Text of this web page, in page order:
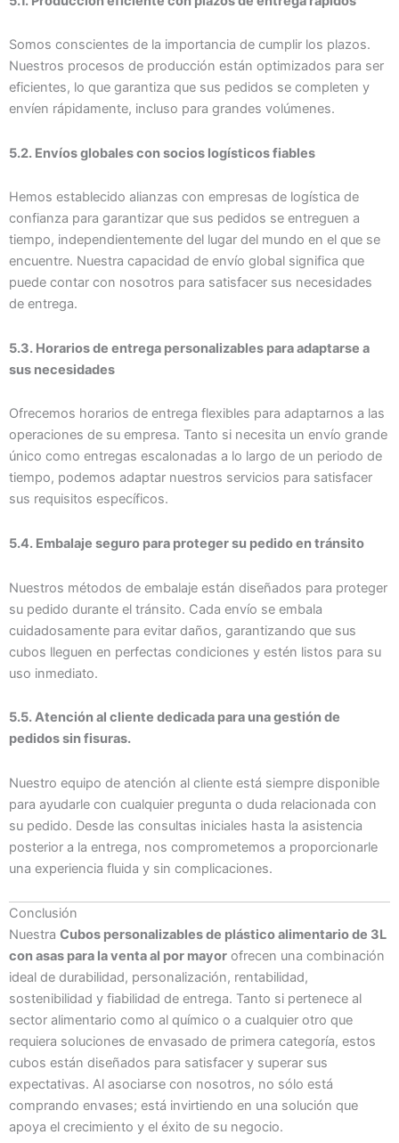
Somos conscientes de la importancia de cumplir los plazos.
Nuestros procesos de producción están optimizados para ser
eficientes, lo que garantiza que sus pedidos se completen y
envíen rápidamente, incluso para grandes volúmenes.
5.2. Envíos globales con socios logísticos fiables
Hemos establecido alianzas con empresas de logística de
confianza para garantizar que sus pedidos se entreguen a
tiempo, independientemente del lugar del mundo en el que se
encuentre. Nuestra capacidad de envío global significa que
puede contar con nosotros para satisfacer sus necesidades
de entrega.
5.3. Horarios de entrega personalizables para adaptarse a
sus necesidades
Ofrecemos horarios de entrega flexibles para adaptarnos a las
operaciones de su empresa. Tanto si necesita un envío grande
único como entregas escalonadas a lo largo de un periodo de
tiempo, podemos adaptar nuestros servicios para satisfacer
sus requisitos específicos.
5.4. Embalaje seguro para proteger su pedido en tránsito
Nuestros métodos de embalaje están diseñados para proteger
su pedido durante el tránsito. Cada envío se embala
cuidadosamente para evitar daños, garantizando que sus
cubos lleguen en perfectas condiciones y estén listos para su
uso inmediato.
5.5. Atención al cliente dedicada para una gestión de
pedidos sin fisuras.
Nuestro equipo de atención al cliente está siempre disponible
para ayudarle con cualquier pregunta o duda relacionada con
su pedido. Desde las consultas iniciales hasta la asistencia
posterior a la entrega, nos comprometemos a proporcionarle
una experiencia fluida y sin complicaciones.
Conclusión
Nuestra Cubos personalizables de plástico alimentario de 3L
con asas para la venta al por mayor ofrecen una combinación
ideal de durabilidad, personalización, rentabilidad,
sostenibilidad y fiabilidad de entrega. Tanto si pertenece al
sector alimentario como al químico o a cualquier otro que
requiera soluciones de envasado de primera categoría, estos
cubos están diseñados para satisfacer y superar sus
expectativas. Al asociarse con nosotros, no sólo está
comprando envases; está invirtiendo en una solución que
apoya el crecimiento y el éxito de su negocio.